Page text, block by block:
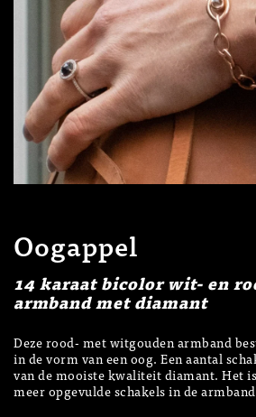
Oogappel
14 karaat bicolor wit- en
armband met diamant
Deze rood- met witgouden armband
in de vorm van een oog. Een aantal
van de mooiste kwaliteit diamant. Het
meer opgevulde schakels in de